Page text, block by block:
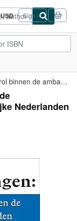
USD
Site
shopping
preferences
Sign in
Gildepenningen: hun rol binnen de ambachtsgilden van de ...
Nederlanden